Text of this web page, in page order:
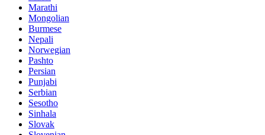
Marathi
Mongolian
Burmese
Nepali
Norwegian
Pashto
Persian
Punjabi
Serbian
Sesotho
Sinhala
Slovak